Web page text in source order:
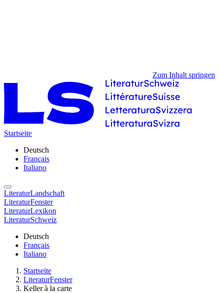
Zum Inhalt springen
Startseite
Deutsch
Français
Italiano
LiteraturLandschaft
LiteraturFenster
LiteraturLexikon
LiteraturSchweiz
Deutsch
Français
Italiano
Startseite
LiteraturFenster
Keller à la carte